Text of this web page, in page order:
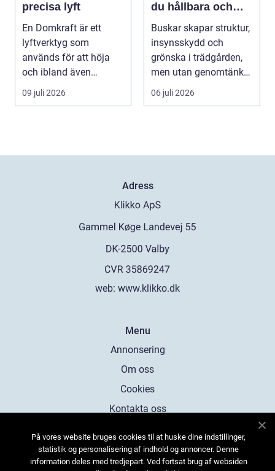
precisa lyft
En Domkraft är ett
lyftverktyg som
används för att höja
och ibland även
positionera tunga
09 juli 2026
du hållbara och
vackra buskar året
runt
Buskar skapar struktur,
insynsskydd och
grönska i trädgården,
men utan genomtänkt
beskärning blir de...
06 juli 2026
Adress
web: www.klikko.dk
Menu
Annonsering
Om oss
Cookies
Kontakta oss
På vores website bruges cookies til at huske dine indstillinger,
statistik og personalisering af indhold og annoncer. Denne
information deles med tredjepart. Ved fortsat brug af websiden